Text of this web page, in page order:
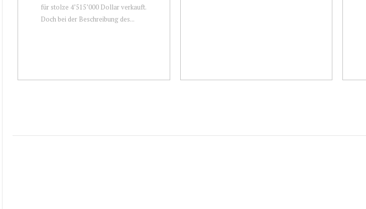
für stolze 4’515’000 Dollar verkauft.
Doch bei der Beschreibung des...